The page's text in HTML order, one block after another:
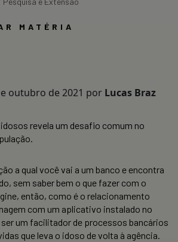
MATÉRIA
outubro de 2021 por Lucas Braz
revela um desafio comum no
a qual você vai a um banco e encontra
sem saber bem o que fazer com o
então, como é o relacionamento
com um aplicativo instalado no
ser um facilitador de processos bancários
que leva o idoso de volta à agência.